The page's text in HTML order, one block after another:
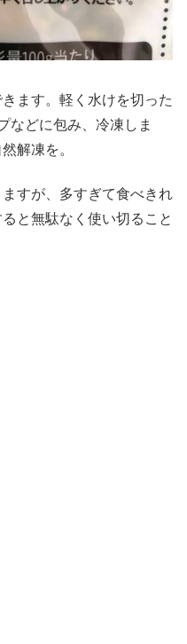
ます。軽く水けを切った
などに包み、冷凍しま
解凍を。
すが、多すぎて食べきれ
と無駄なく使い切ること